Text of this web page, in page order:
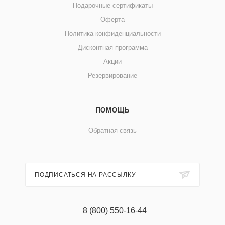
Подарочные сертификаты
Оферта
Политика конфиденциальности
Дисконтная программа
Акции
Резервирование
ПОМОЩЬ
Обратная связь
ПОДПИСАТЬСЯ НА РАССЫЛКУ
8 (800) 550-16-44